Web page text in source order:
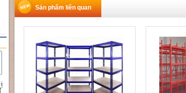
Sản phẩm liên quan